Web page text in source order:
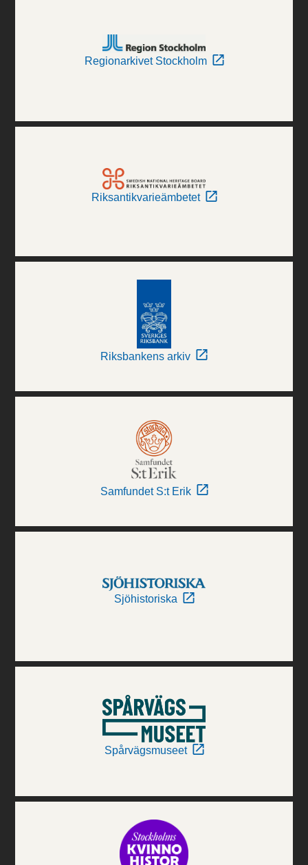
Regionarkivet Stockholm
Riksantikvarieämbetet
Riksbankens arkiv
Samfundet S:t Erik
Sjöhistoriska
Spårvägsmuseet